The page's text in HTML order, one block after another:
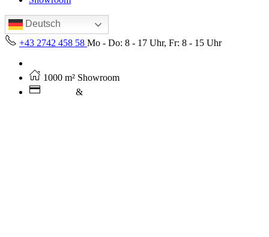
Deutsch
+43 2742 458 58 Mo - Do: 8 - 17 Uhr, Fr: 8 - 15 Uhr
1000 m² Showroom
&